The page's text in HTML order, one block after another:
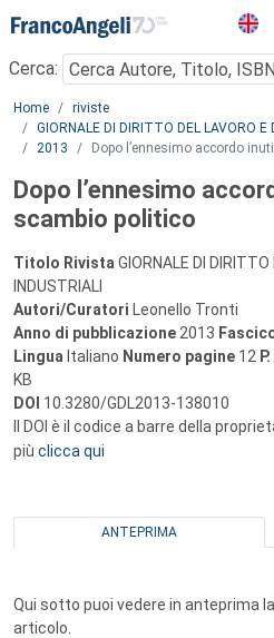
Menu
Cerca:
Main content
Home
riviste
GIORNALE DI DIRITTO DEL LAVORO E
2013
Dopo l’ennesimo accordo
Dopo l’ennesimo
scambio politico
Titolo Rivista GIORNALE DI DIRITTO
INDUSTRIALI
Autori/Curatori Leonello Tronti
Anno di pubblicazione 2013
Lingua Italiano Numero pagine 12 P.
KB
DOI 10.3280/GDL2013-138010
Il DOI è il codice a barre della
più clicca qui
ANTEPRIMA
Qui sotto puoi vedere in anteprima
articolo.